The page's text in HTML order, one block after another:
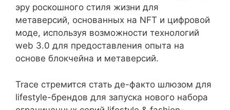
эру роскошного стиля жизни для
метаверсий, основанных на NFT и цифровой
моде, используя возможности технологий
web 3.0 для предоставления опыта на
основе блокчейна и метаверсий.
Trace стремится стать де-факто шлюзом для
lifestyle-брендов для запуска нового набора